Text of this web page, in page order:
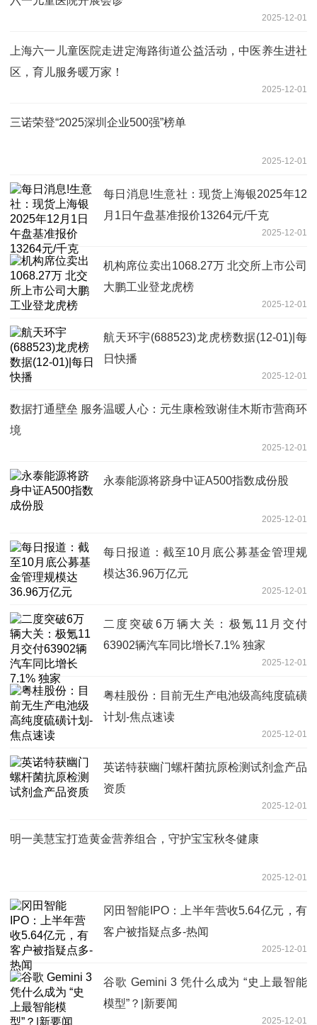
2025-12-01
上海六一儿童医院走进定海路街道公益活动，中医养生进社
区，育儿服务暖万家！
2025-12-01
三诺荣登“2025深圳企业500强”榜单
2025-12-01
每日消息!生意社：现货上海银2025年12
月1日午盘基准报价13264元/千克
2025-12-01
机构席位卖出1068.27万 北交所上市公司
大鹏工业登龙虎榜
2025-12-01
航天环宇(688523)龙虎榜数据(12-01)|每
日快播
2025-12-01
数据打通壁垒 服务温暖人心：元生康检致谢佳木斯市营商环
境
2025-12-01
永泰能源将跻身中证A500指数成份股
2025-12-01
每日报道：截至10月底公募基金管理规
模达36.96万亿元
2025-12-01
二度突破6万辆大关：极氪11月交付
63902辆汽车同比增长7.1% 独家
2025-12-01
粤桂股份：目前无生产电池级高纯度硫磺
计划-焦点速读
2025-12-01
英诺特获幽门螺杆菌抗原检测试剂盒产品
资质
2025-12-01
明一美慧宝打造黄金营养组合，守护宝宝秋冬健康
2025-12-01
冈田智能IPO：上半年营收5.64亿元，有
客户被指疑点多-热闻
2025-12-01
谷歌 Gemini 3 凭什么成为 “史上最智能
模型”？|新要闻
2025-12-01